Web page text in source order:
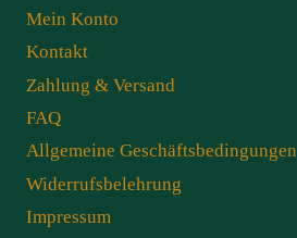
Mein Konto
Kontakt
Zahlung & Versand
FAQ
Allgemeine Geschäftsbedingungen
Widerrufsbelehrung
Impressum